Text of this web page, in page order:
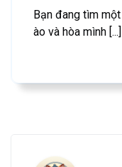
Bạn đang tìm
ào và hòa mình [...]